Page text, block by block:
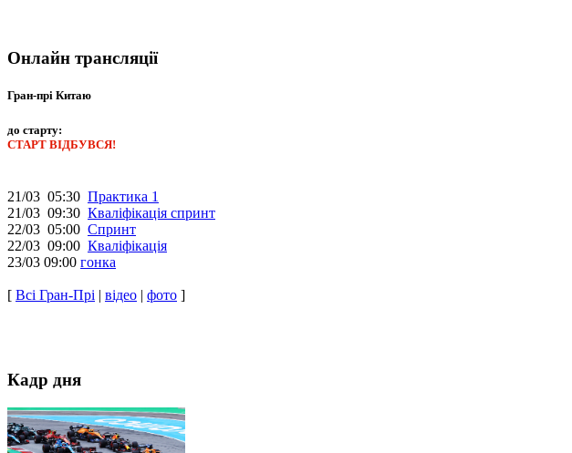
Онлайн трансляції
Гран-прі Китаю
до старту:
СТАРТ ВІДБУВСЯ!
21/03 05:30 Практика 1
21/03 09:30 Кваліфікація спринт
22/03 05:00 Спринт
22/03 09:00 Кваліфікація
23/03 09:00 гонка
[ Всі Гран-Прі | відео | фото ]
Кадр дня